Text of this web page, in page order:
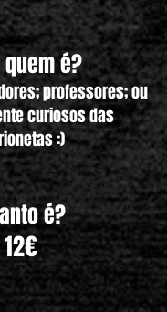
é?
professores; ou
curiosos das
:)
é?
12€